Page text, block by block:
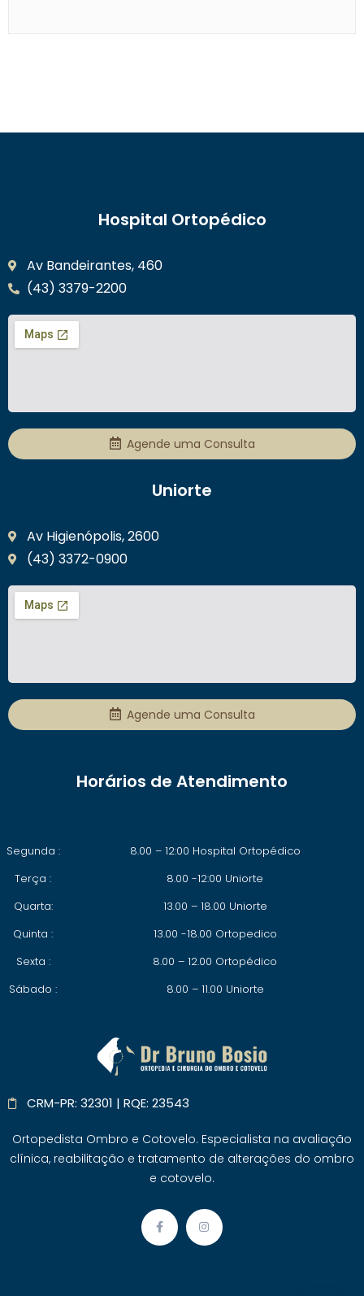
CRM-PR: 32301 | RQE: 23543
Ortopedista Ombro e Cotovelo. Especialista na avaliação
clínica, reabilitação e tratamento de alterações do ombro
e cotovelo.
Hospital Ortopédico
Av Bandeirantes, 460
(43) 3379-2200
Agende uma Consulta
Uniorte
Av Higienópolis, 2600
(43) 3372-0900
Agende uma Consulta
Horários de Atendimento
Segunda :
8.00 – 12:00 Hospital Ortopédico
Terça :
8.00 -12:00 Uniorte
Quarta:
13.00 – 18.00 Uniorte
Quinta :
13.00 -18.00 Ortopedico
Sexta :
8.00 – 12.00 Ortopédico
Sábado :
8.00 – 11.00 Uniorte